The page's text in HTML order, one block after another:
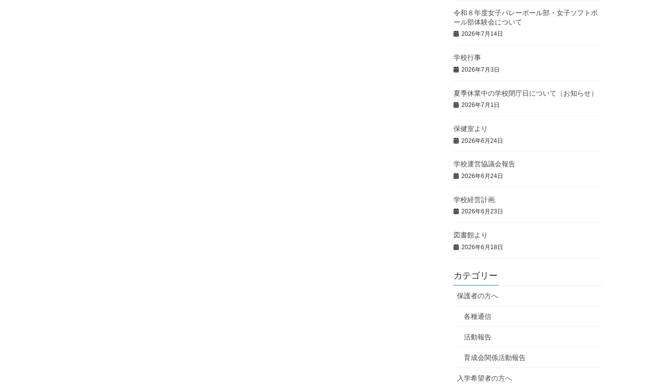
令和８年度女子バレーボール部・女子ソフトボ
ール部体験会について
2026年7月14日
学校行事
2026年7月3日
夏季休業中の学校閉庁日について（お知らせ）
2026年7月1日
保健室より
2026年6月24日
学校運営協議会報告
2026年6月24日
学校経営計画.
2026年6月23日
図書館より
2026年6月18日
カテゴリー
保護者の方へ
各種通信
活動報告
育成会関係活動報告
入学希望者の方へ